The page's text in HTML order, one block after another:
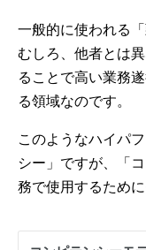
一般的に使われる
むしろ、他者とは
ることで高い業務
る領域なのです。
このようなハイパ
シー」ですが、「
務で使用するため